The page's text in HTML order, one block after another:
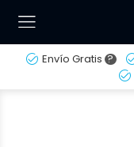
Envío Gratis ?